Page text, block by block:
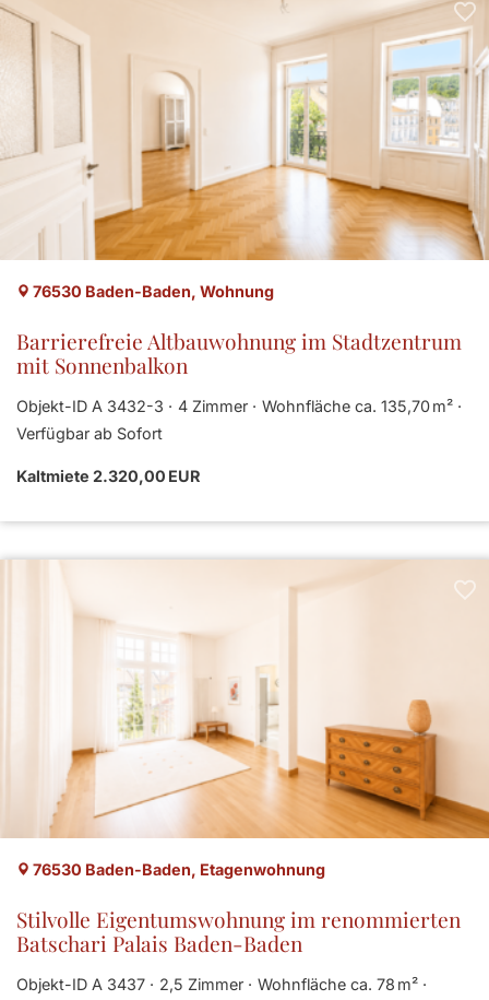
76530 Baden-Baden, Wohnung
Barrierefreie Altbauwohnung im Stadtzentrum
mit Sonnenbalkon
Objekt-ID A 3432-3 4 Zimmer
Wohnfläche ca. 135,70 m²
Verfügbar ab Sofort
Kaltmiete 2.320,00 EUR
76530 Baden-Baden, Etagenwohnung
Stilvolle Eigentumswohnung im renommierten
Batschari Palais Baden-Baden
Objekt-ID A 3437 2,5 Zimmer
Wohnfläche ca. 78 m²